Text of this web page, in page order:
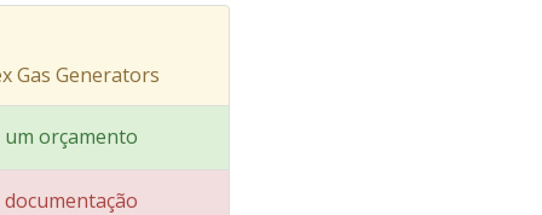
Gas Generators
um orçamento